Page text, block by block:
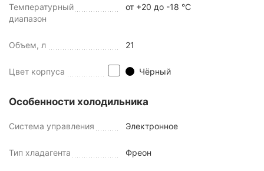
Температурный
диапазон
от +20 до -18 °C
Объем, л 21
Цвет корпуса Чёрный
Особенности холодильника
Система управления Электронное
Тип хладагента Фреон